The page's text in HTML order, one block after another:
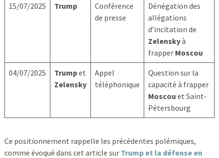
15/07/2025 Trump
Conférence
de presse
Dénégation des
allégations
d’incitation de
Zelenskyà
frapper Moscou
04/07/2025 Trumpet
Zelensky
Appel
téléphonique
Question sur la
capacité à frapper
Moscou et Saint-
Pétersbourg
Ce positionnement rappelle les précédentes polémiques,
comme évoqué dans cet article sur Trump et la défense en